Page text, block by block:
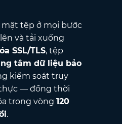
tệp ở mọi bước
và tải xuống
SSL/TLS, tệp
tâm dữ liệu bảo
kiểm soát truy
— đồng thời
trong vòng 120
.